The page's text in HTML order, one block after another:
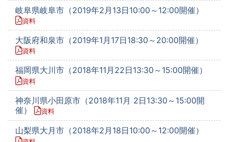
岐阜県岐阜市（2019年2月13日10:00～12:00開催）
資料
大阪府和泉市（2019年1月17日18:30～20:00開催）
資料
福岡県大川市（2018年11月22日13:30～15:00開催）
資料
神奈川県小田原市（2018年11月 2日13:30～15:00開
催）
資料
山梨県大月市（2018年2月18日10:00～12:00開催）